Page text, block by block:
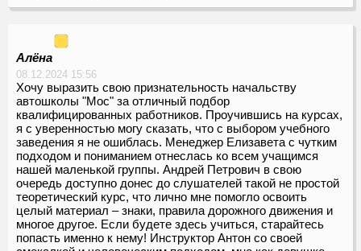
Алёна
08.12.2024 15:56
Хочу выразить свою признательность начальству
автошколы "Мос" за отличный подбор
квалифицированных работников. Проучившись на курсах,
я с уверенностью могу сказать, что с выбором учебного
заведения я не ошиблась. Менеджер Елизавета с чутким
подходом и пониманием отнеслась ко всем учащимся
нашей маленькой группы. Андрей Петрович в свою
очередь доступно донес до слушателей такой не простой
теоретический курс, что лично мне помогло освоить
целый материал – знаки, правила дорожного движения и
многое другое. Если будете здесь учиться, старайтесь
попасть именно к нему! Инструктор Антон со своей